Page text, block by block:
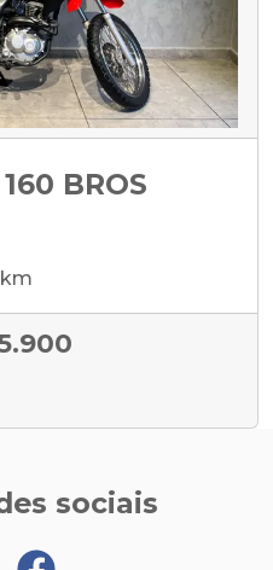
BROS
km
sociais